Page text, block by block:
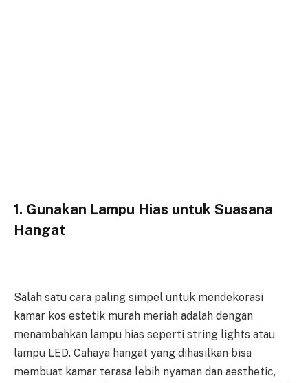
1. Gunakan Lampu Hias untuk Suasana
Hangat
Salah satu cara paling simpel untuk mendekorasi
kamar kos estetik murah meriah adalah dengan
menambahkan lampu hias seperti string lights atau
lampu LED. Cahaya hangat yang dihasilkan bisa
membuat kamar terasa lebih nyaman dan aesthetic,